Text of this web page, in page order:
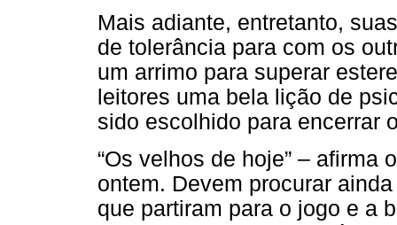
Mais adiante, entretanto,
de tolerância para com os
um arrimo para superar
leitores uma bela lição de
sido escolhido para encerrar
“Os velhos de hoje” – afirma
ontem. Devem procurar
que partiram para o jogo e a